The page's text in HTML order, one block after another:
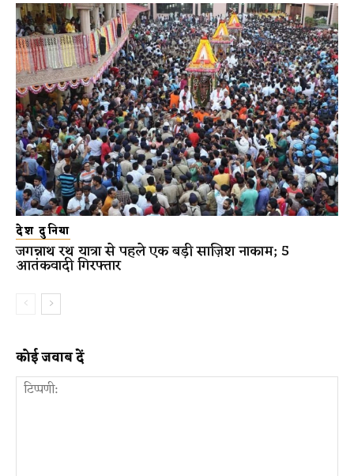
देश दुनिया
जगन्नाथ रथ यात्रा से पहले एक बड़ी साज़िश नाकाम; 5
आतंकवादी गिरफ्तार
कोई जवाब दें